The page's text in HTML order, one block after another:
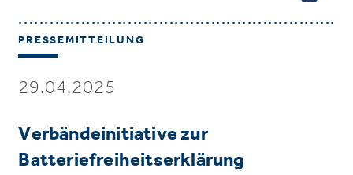
PRESSEMITTEILUNG
29.04.2025
Verbändeinitiative zur
Batteriefreiheitserklärung